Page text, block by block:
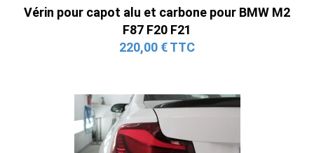
Vérin pour capot alu et carbone pour BMW M2
F87 F20 F21
220,00 € TTC